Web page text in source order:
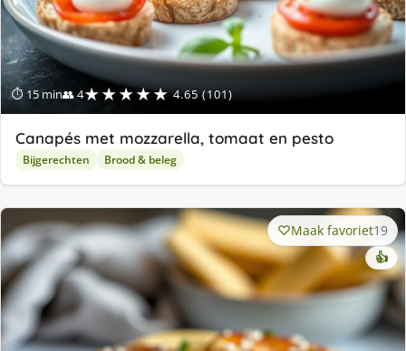
⏱ 15 min👥 4★★★★★ 4.65 (101)
Canapés met mozzarella, tomaat en pesto
Bijgerechten Brood & beleg
Maak favoriet19
👍